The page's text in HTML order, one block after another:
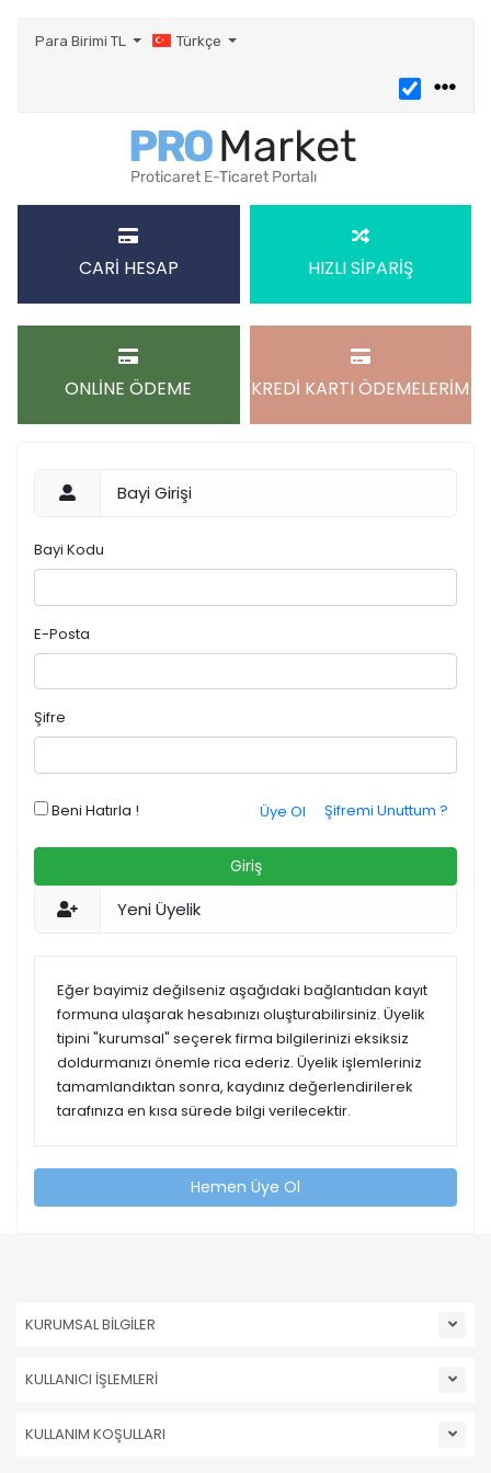
Para Birimi TL Türkçe
CARİ HESAP HIZLI SİPARİŞ
ONLİNE ÖDEME KREDİ KARTI ÖDEMELERİM
Bayi Girişi
Bayi Kodu
E-Posta
Şifre
Beni Hatırla ! Şifremi Unuttum ?
Üye Ol
Giriş
Yeni Üyelik
Eğer bayimiz değilseniz aşağıdaki bağlantıdan kayıt
formuna ulaşarak hesabınızı oluşturabilirsiniz. Üyelik
tipini "kurumsal" seçerek firma bilgilerinizi eksiksiz
doldurmanızı önemle rica ederiz. Üyelik işlemleriniz
tamamlandıktan sonra, kaydınız değerlendirilerek
tarafınıza en kısa sürede bilgi verilecektir.
Hemen Üye Ol
KURUMSAL BİLGİLER
KULLANICI İŞLEMLERİ
KULLANIM KOŞULLARI